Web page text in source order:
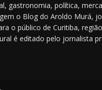
gastronomia, política,
o Blog do Aroldo Murá,
o público de Curitiba, região
é editado pelo jornalista